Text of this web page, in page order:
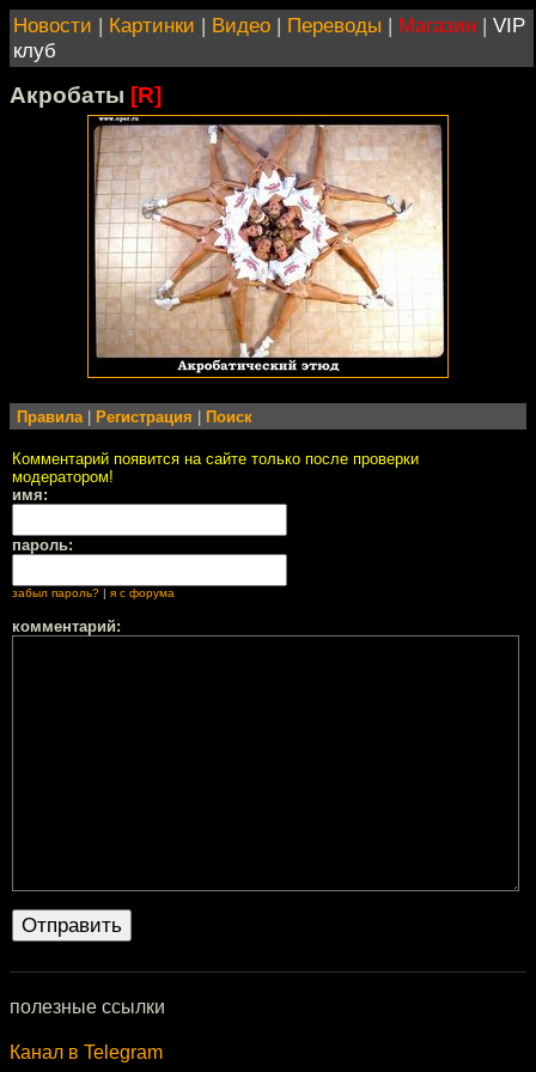
Новости | Картинки | Видео | Переводы | Магазин | VIP
клуб
Акробаты [R]
Правила Регистрация Поиск
Комментарий появится на сайте только после проверки
модератором!
имя:
пароль:
забыл пароль? | я с форума
комментарий:
полезные ссылки
Канал в Telegram